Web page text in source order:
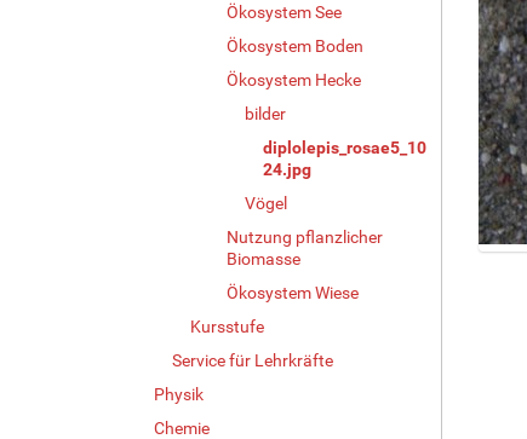
Ökosystem See
Ökosystem Boden
Ökosystem Hecke
bilder
diplolepis_rosae5_10
24.jpg
Vögel
Nutzung pflanzlicher
Biomasse
Ökosystem Wiese
Kursstufe
Service für Lehrkräfte
Physik
Chemie